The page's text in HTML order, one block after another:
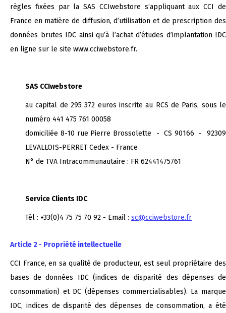
règles fixées par la SAS CCIwebstore s’appliquant aux CCI de
France en matière de diffusion, d’utilisation et de prescription des
données brutes IDC ainsi qu’à l’achat d’études d’implantation IDC
en ligne sur le site www.cciwebstore.fr.
SAS CCIwebstore
au capital de 295 372 euros inscrite au RCS de Paris, sous le
numéro 441 475 761 00058
domiciliée 8-10 rue Pierre Brossolette - CS 90166 - 92309
LEVALLOIS-PERRET Cedex - France
N° de TVA Intracommunautaire : FR 62441475761
Service Clients IDC
Tél : +33(0)4 75 75 70 92 - Email : sc@cciwebstore.fr
Article 2 - Propriété intellectuelle
CCI France, en sa qualité de producteur, est seul propriétaire des
bases de données IDC (indices de disparité des dépenses de
consommation) et DC (dépenses commercialisables). La marque
IDC, indices de disparité des dépenses de consommation, a été